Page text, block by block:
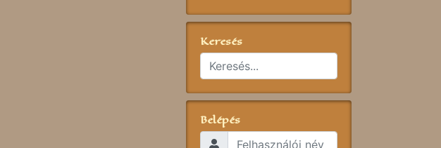
Keresés
Belépés